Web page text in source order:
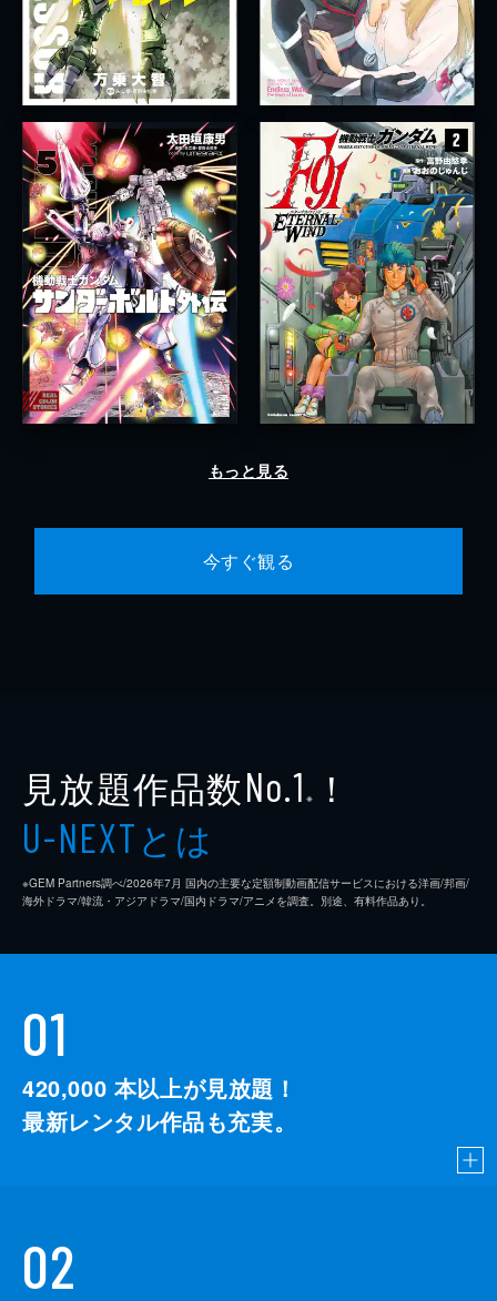
もっと見る
今すぐ観る
見放題作品数No.1 ※ ！
U-NEXTとは
※GEM Partners調べ/2026年7⽉ 国内の主要な定額制動画配信サービスにおける洋画/邦画/
海外ドラマ/韓流・アジアドラマ/国内ドラマ/アニメを調査。別途、有料作品あり。
01
420,000 本以上が見放題！
最新レンタル作品も充実。
02